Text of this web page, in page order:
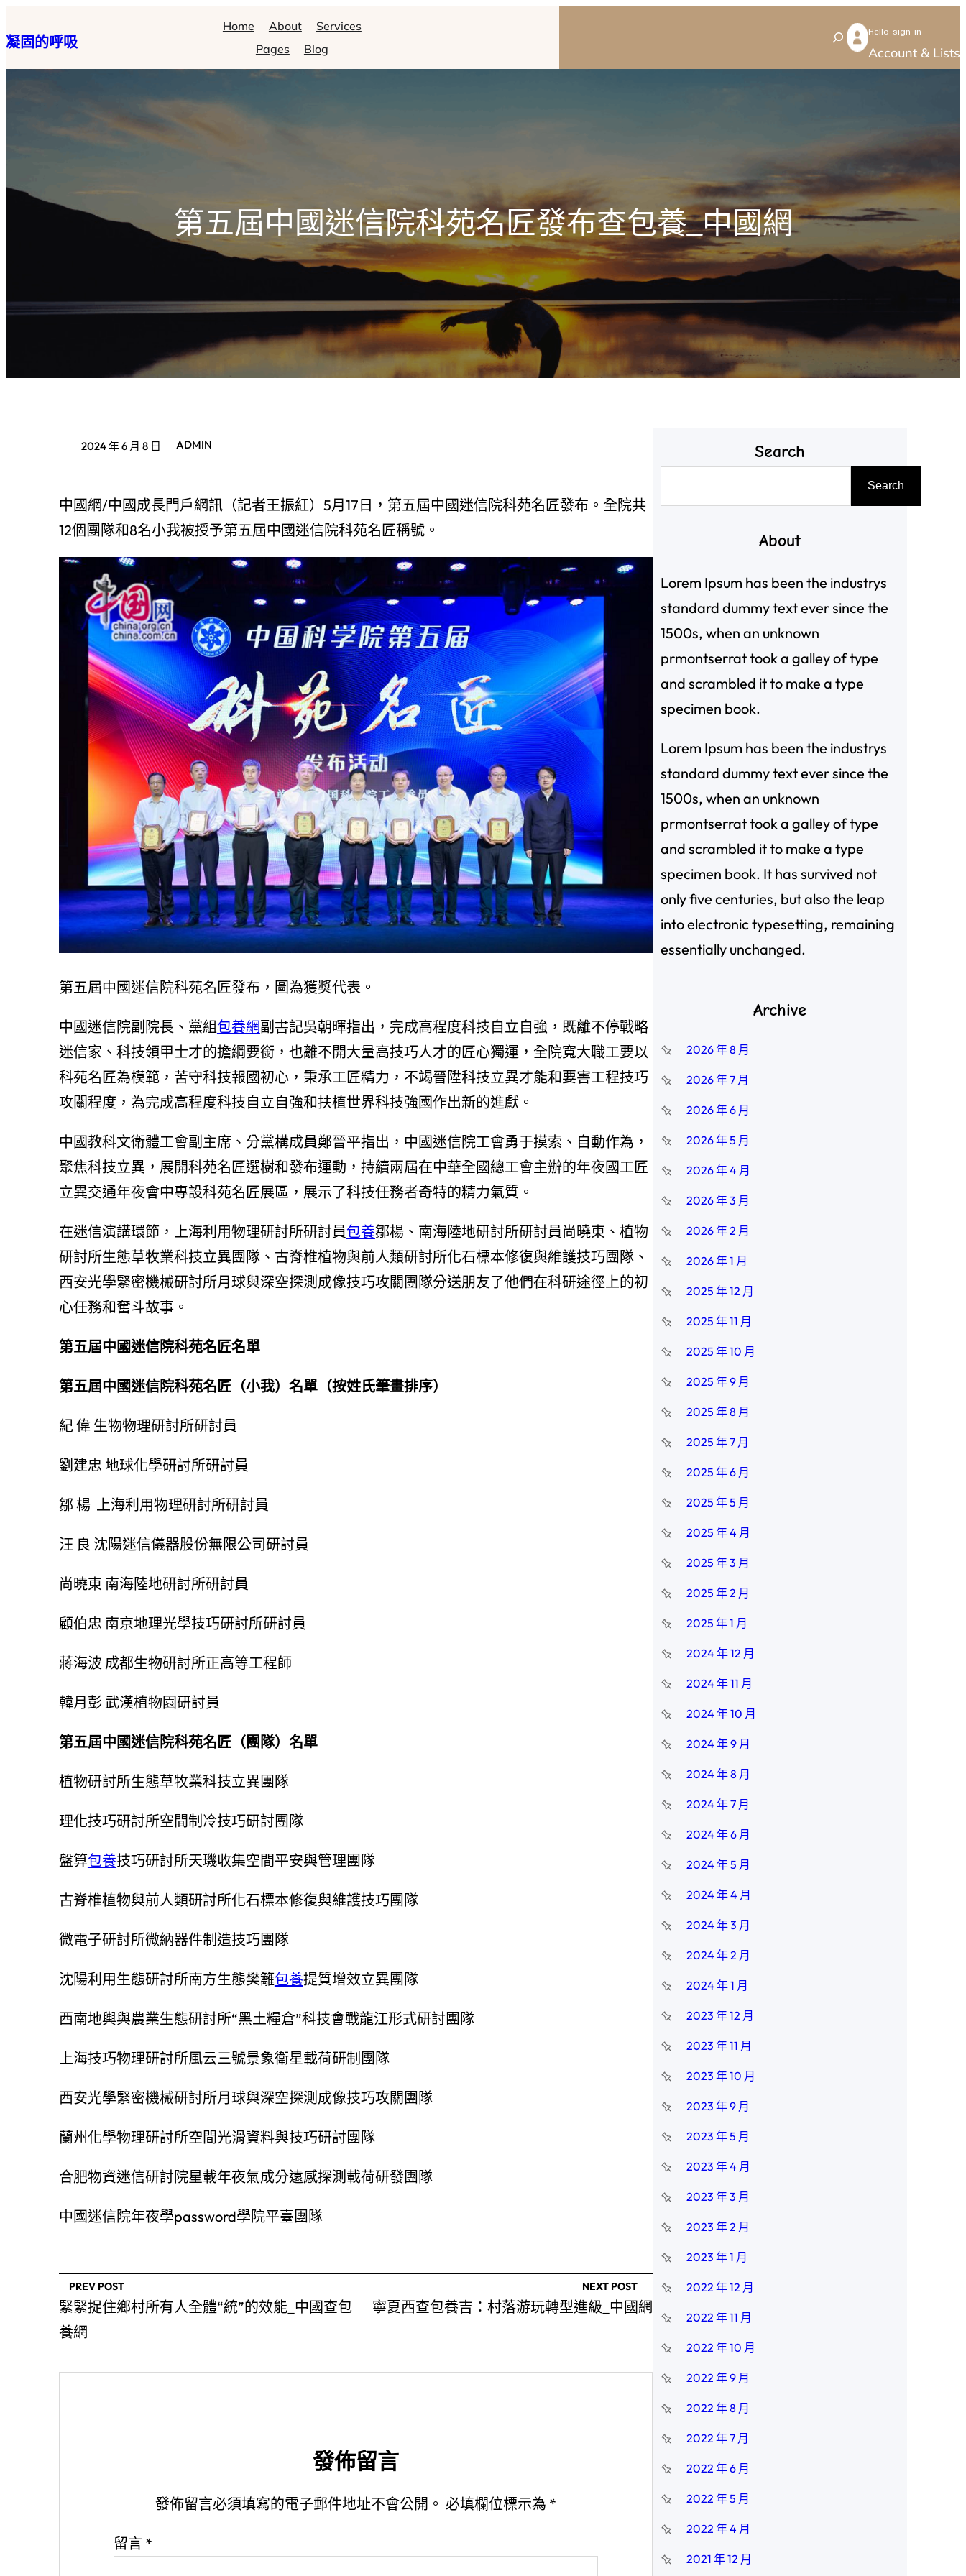
至
主
凝固的呼吸
Home About
Services
Pages
Blog
S
e
Hello sign in
Account & Lists
第五屆中國迷信院科苑名匠發布查包養_中國網
2024 年 6 月 8 日 ADMIN
中國網/中國成長門戶網訊（記者王振紅）5月17日，第五屆中國迷信院科苑名匠發布。全院共
12個團隊和8名小我被授予第五屆中國迷信院科苑名匠稱號。
第五屆中國迷信院科苑名匠發布，圖為獲獎代表。
中國迷信院副院長、黨組包養網副書記吳朝暉指出，完成高程度科技自立自強，既離不停戰略
迷信家、科技領甲士才的擔綱要銜，也離不開大量高技巧人才的匠心獨運，全院寬大職工要以
科苑名匠為模範，苦守科技報國初心，秉承工匠精力，不竭晉陞科技立異才能和要害工程技巧
攻關程度，為完成高程度科技自立自強和扶植世界科技強國作出新的進獻。
中國教科文衛體工會副主席、分黨構成員鄭晉平指出，中國迷信院工會勇于摸索、自動作為，
聚焦科技立異，展開科苑名匠選樹和發布運動，持續兩屆在中華全國總工會主辦的年夜國工匠
立異交通年夜會中專設科苑名匠展區，展示了科技任務者奇特的精力氣質。
在迷信演講環節，上海利用物理研討所研討員包養鄒楊、南海陸地研討所研討員尚曉東、植物
研討所生態草牧業科技立異團隊、古脊椎植物與前人類研討所化石標本修復與維護技巧團隊、
西安光學緊密機械研討所月球與深空探測成像技巧攻關團隊分送朋友了他們在科研途徑上的初
心任務和奮斗故事。
第五屆中國迷信院科苑名匠名單
第五屆中國迷信院科苑名匠（小我）名單（按姓氏筆畫排序）
紀 偉 生物物理研討所研討員
劉建忠 地球化學研討所研討員
鄒 楊 上海利用物理研討所研討員
汪 良 沈陽迷信儀器股份無限公司研討員
尚曉東 南海陸地研討所研討員
顧伯忠 南京地理光學技巧研討所研討員
蔣海波 成都生物研討所正高等工程師
韓月彭 武漢植物園研討員
第五屆中國迷信院科苑名匠（團隊）名單
植物研討所生態草牧業科技立異團隊
理化技巧研討所空間制冷技巧研討團隊
盤算包養技巧研討所天璣收集空間平安與管理團隊
古脊椎植物與前人類研討所化石標本修復與維護技巧團隊
微電子研討所微納器件制造技巧團隊
沈陽利用生態研討所南方生態樊籬包養提質增效立異團隊
西南地輿與農業生態研討所“黑土糧倉”科技會戰龍江形式研討團隊
上海技巧物理研討所風云三號景象衛星載荷研制團隊
西安光學緊密機械研討所月球與深空探測成像技巧攻關團隊
蘭州化學物理研討所空間光滑資料與技巧研討團隊
合肥物資迷信研討院星載年夜氣成分遠感探測載荷研發團隊
中國迷信院年夜學password學院平臺團隊
PREV POST
緊緊捉住鄉村所有人全體“統”的效能_中國查包
養網
NEXT POST
寧夏西查包養吉：村落游玩轉型進級_中國網
發佈留言
發佈留言必須填寫的電子郵件地址不會公開。 必填欄位標示為 *
留言 *
Search
尋
Search
About
Lorem Ipsum has been the industrys
standard dummy text ever since the
1500s, when an unknown
prmontserrat took a galley of type
and scrambled it to make a type
specimen book.
Lorem Ipsum has been the industrys
standard dummy text ever since the
1500s, when an unknown
prmontserrat took a galley of type
and scrambled it to make a type
specimen book. It has survived not
only five centuries, but also the leap
into electronic typesetting, remaining
essentially unchanged.
Archive
2026 年 8 月
2026 年 7 月
2026 年 6 月
2026 年 5 月
2026 年 4 月
2026 年 3 月
2026 年 2 月
2026 年 1 月
2025 年 12 月
2025 年 11 月
2025 年 10 月
2025 年 9 月
2025 年 8 月
2025 年 7 月
2025 年 6 月
2025 年 5 月
2025 年 4 月
2025 年 3 月
2025 年 2 月
2025 年 1 月
2024 年 12 月
2024 年 11 月
2024 年 10 月
2024 年 9 月
2024 年 8 月
2024 年 7 月
2024 年 6 月
2024 年 5 月
2024 年 4 月
2024 年 3 月
2024 年 2 月
2024 年 1 月
2023 年 12 月
2023 年 11 月
2023 年 10 月
2023 年 9 月
2023 年 5 月
2023 年 4 月
2023 年 3 月
2023 年 2 月
2023 年 1 月
2022 年 12 月
2022 年 11 月
2022 年 10 月
2022 年 9 月
2022 年 8 月
2022 年 7 月
2022 年 6 月
2022 年 5 月
2022 年 4 月
2021 年 12 月